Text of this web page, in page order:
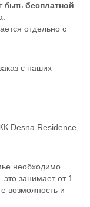
быть бесплатной
отдельно с
с наших
Desna Residence,
необходимо
занимает от 1
возможность и